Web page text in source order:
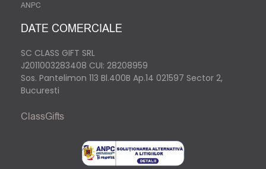
ANPC
DATE COMERCIALE
SC CLASS GIFT SRL
J2011003283408 CUI: 28208959
Sos. Pantelimon 113 Bl.400B Ap.14 021597 Sector 2,
Bucuresti
ClassGifts